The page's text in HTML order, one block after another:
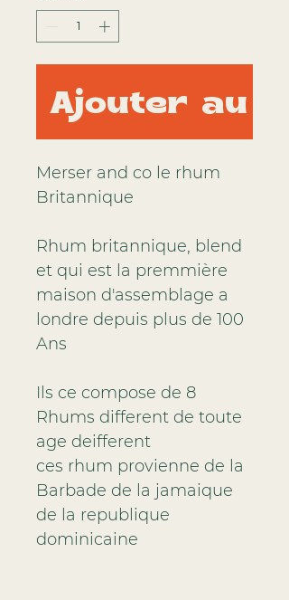
Ajouter au
Merser and co le rhum
Britannique
Rhum britannique, blend
et qui est la premmière
maison d'assemblage a
londre depuis plus de 100
Ans
Ils ce compose de 8
Rhums different de toute
age deifferent
ces rhum provienne de la
Barbade de la jamaique
de la republique
dominicaine